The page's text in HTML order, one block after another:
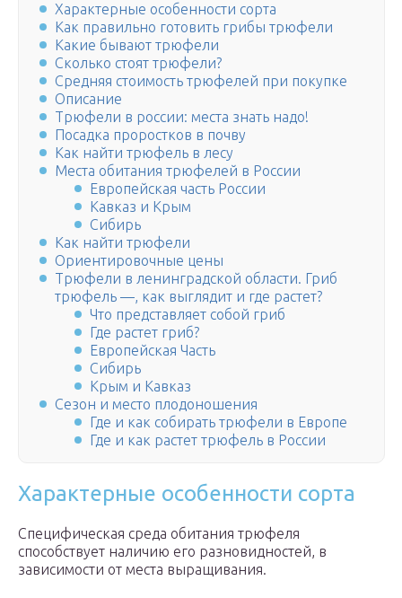
Характерные особенности сорта
Как правильно готовить грибы трюфели
Какие бывают трюфели
Сколько стоят трюфели?
Средняя стоимость трюфелей при покупке
Описание
Трюфели в россии: места знать надо!
Посадка проростков в почву
Как найти трюфель в лесу
Места обитания трюфелей в России
Европейская часть России
Кавказ и Крым
Сибирь
Как найти трюфели
Ориентировочные цены
Трюфели в ленинградской области. Гриб
трюфель —, как выглядит и где растет?
Что представляет собой гриб
Где растет гриб?
Европейская Часть
Сибирь
Крым и Кавказ
Сезон и место плодоношения
Где и как собирать трюфели в Европе
Где и как растет трюфель в России
Характерные особенности сорта
Специфическая среда обитания трюфеля
способствует наличию его разновидностей, в
зависимости от места выращивания.